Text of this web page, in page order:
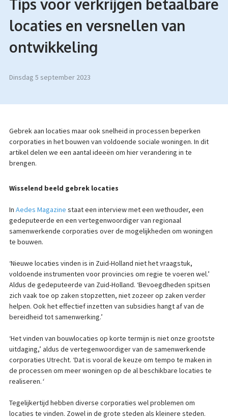
Tips voor verkrijgen betaalbare
locaties en versnellen van
ontwikkeling
dinsdag 5 september 2023
Gebrek aan locaties maar ook snelheid in processen beperken
corporaties in het bouwen van voldoende sociale woningen. In dit
artikel delen we een aantal ideeën om hier verandering in te
brengen.
Wisselend beeld gebrek locaties
In Aedes Magazine staat een interview met een wethouder, een
gedeputeerde en een vertegenwoordiger van regionaal
samenwerkende corporaties over de mogelijkheden om woningen
te bouwen.
‘Nieuwe locaties vinden is in Zuid-Holland niet het vraagstuk,
voldoende instrumenten voor provincies om regie te voeren wel.’
Aldus de gedeputeerde van Zuid-Holland. ‘Bevoegdheden spitsen
zich vaak toe op zaken stopzetten, niet zozeer op zaken verder
helpen. Ook het effectief inzetten van subsidies hangt af van de
bereidheid tot samenwerking.’
‘Het vinden van bouwlocaties op korte termijn is niet onze grootste
uitdaging,’ aldus de vertegenwoordiger van de samenwerkende
corporaties Utrecht. ‘Dat is vooral de keuze om tempo te maken in
de processen om meer woningen op de al beschikbare locaties te
realiseren.‘
Tegelijkertijd hebben diverse corporaties wel problemen om
locaties te vinden. Zowel in de grote steden als kleinere steden.